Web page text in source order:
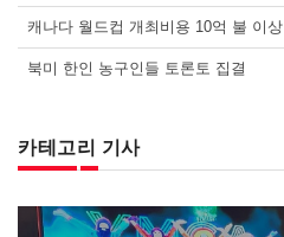
캐나다 월드컵 개최비용 10억 불 이상
북미 한인 농구인들 토론토 집결
카테고리 기사